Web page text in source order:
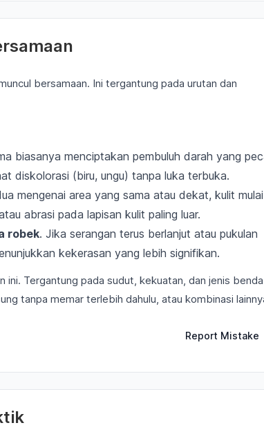
bersamaan. Ini tergantung pada urutan dan
biasanya menciptakan pembuluh darah yang
diskolorasi (biru, ungu) tanpa luka terbuka.
mengenai area yang sama atau dekat, kulit mulai
abrasi pada lapisan kulit paling luar.
robek. Jika serangan terus berlanjut atau pukulan
kekerasan yang lebih signifikan.
Tergantung pada sudut, kekuatan, dan jenis benda
tanpa memar terlebih dahulu, atau kombinasi
Report Mistake